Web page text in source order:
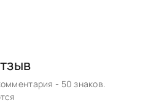
- 50 знаков.